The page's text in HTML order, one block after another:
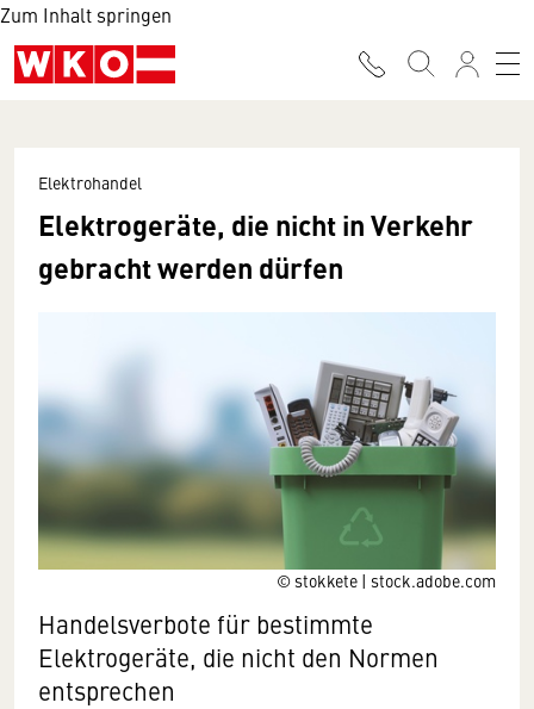
Zum Inhalt springen
© stokkete | stock.adobe.com
Elektrohandel
Elektrogeräte, die nicht in Verkehr
gebracht werden dürfen
Handelsverbote für bestimmte
Elektrogeräte, die nicht den Normen
entsprechen